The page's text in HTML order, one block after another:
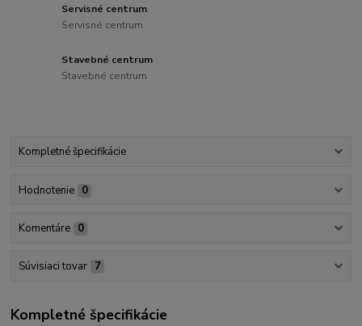
Servisné centrum
Servisné centrum
Stavebné centrum
Stavebné centrum
Kompletné špecifikácie
Hodnotenie 0
Komentáre 0
Súvisiaci tovar 7
Kompletné špecifikácie